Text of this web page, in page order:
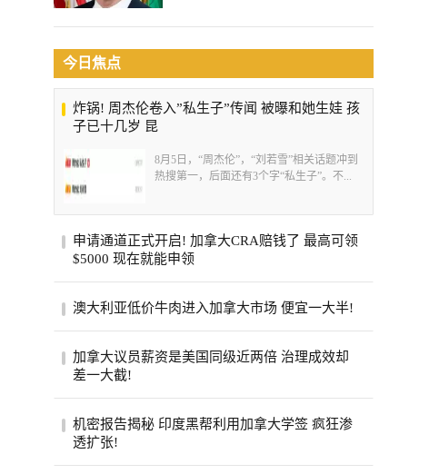
今日焦点
炸锅! 周杰伦卷入”私生子”传闻 被曝和她生娃 孩
子已十几岁 昆
8月5日，“周杰伦”，“刘若雪”相关话题冲到
热搜第一，后面还有3个字“私生子”。不...
申请通道正式开启! 加拿大CRA赔钱了 最高可领
$5000 现在就能申领
拖了6年的集体诉讼终于走到了赔钱这一
澳大利亚低价牛肉进入加拿大市场 便宜一大半!
产品每公斤价差超40加元。供应紧张、气候
加拿大议员薪资是美国同级近两倍 治理成效却
差一大截!
员平均年薪约11.5万加元，是美国州级议员
机密报告揭秘 印度黑帮利用加拿大学签 疯狂渗
透扩张!